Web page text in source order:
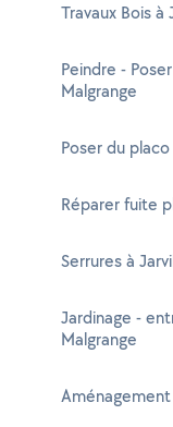
Travaux Bois à
Peindre -
Malgrange
Poser du
Réparer fuite
Serrures à
Jardinage -
Malgrange
Aménagement